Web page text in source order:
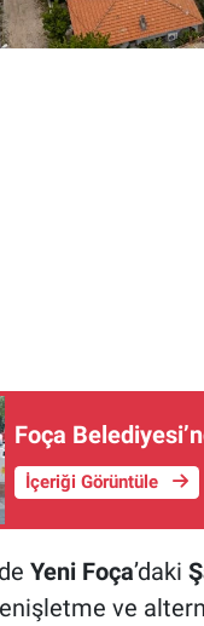
Foça
İçeriği Görüntüle
Yeni Foça’daki
ve